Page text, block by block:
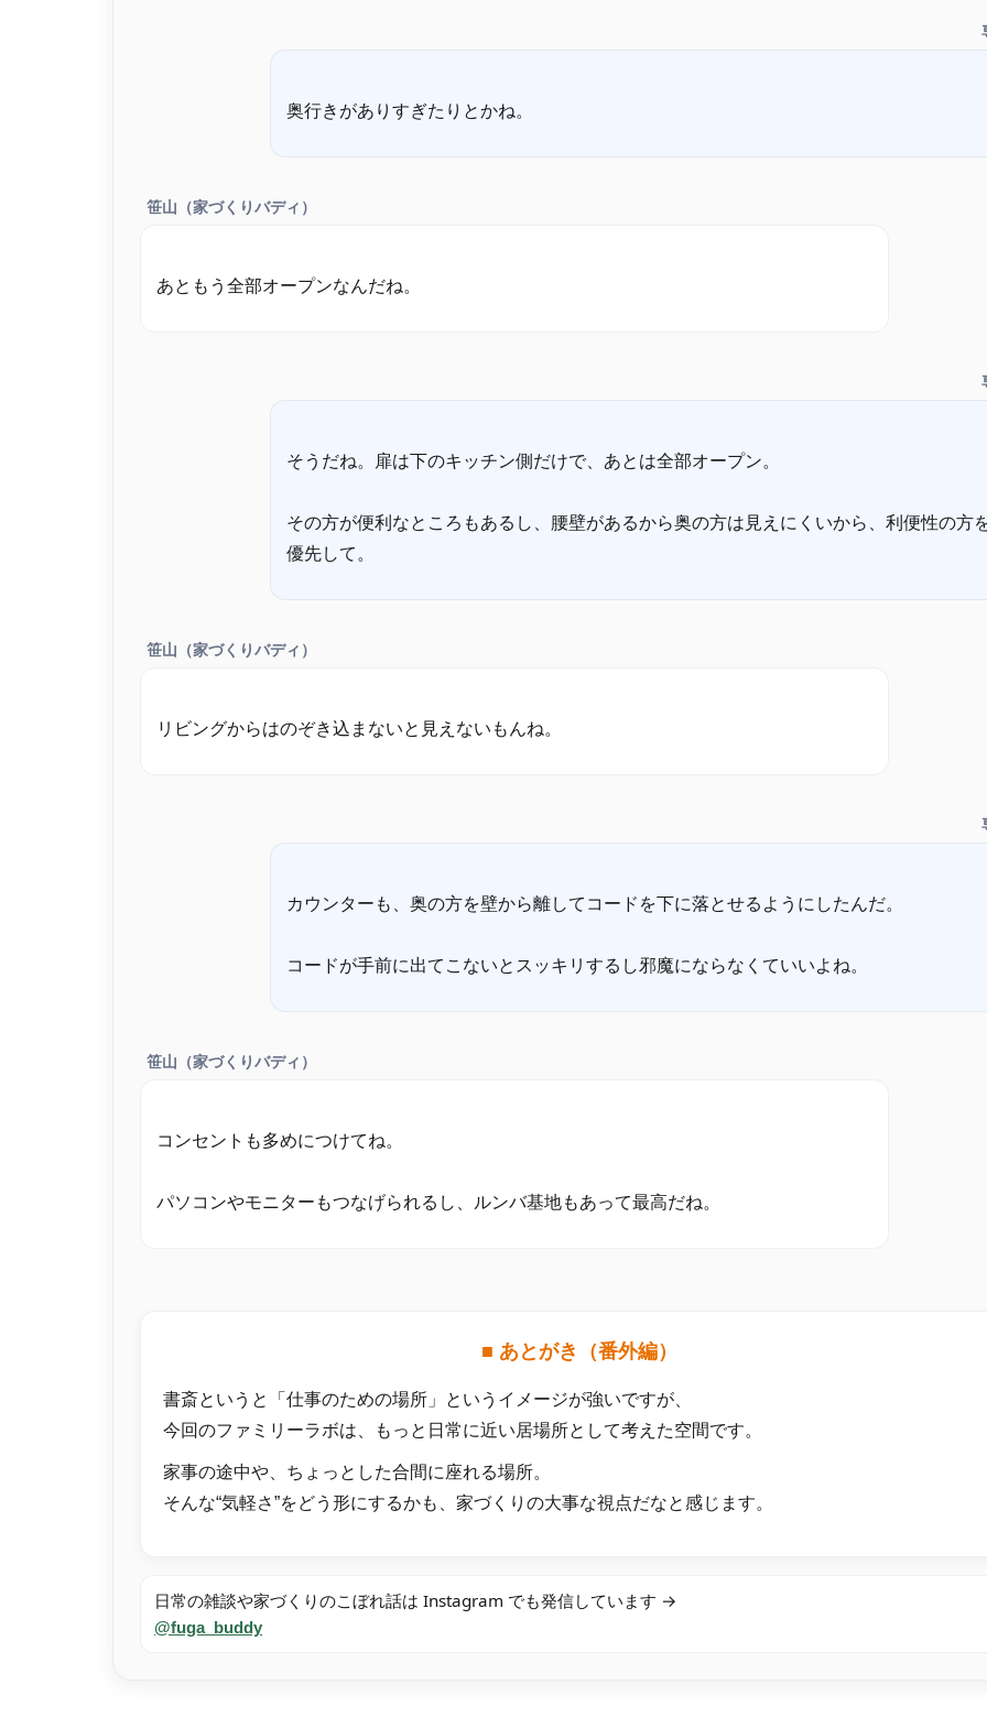
笹山（家づくりバディ）
そうだね。扉は下のキッチン側だけで、あとは全部オープン。
その方が便利なところもあるし、腰壁があるから奥の方は見えにくいから、利便性の方
笹山（家づくりバディ）
カウンターも、奥の方を壁から離してコードを下に落とせるようにしたんだ。
笹山（家づくりバディ）
コンセントも多めにつけてね。
■ あとがき（番外編）
書斎というと「仕事のための場所」というイメージが強いですが、
今回のファミリーラボは、もっと日常に近い居場所として考えた空間です。
家事の途中や、ちょっとした合間に座れる場所。
そんな“気軽さ”をどう形にするかも、家づくりの大事な視点だなと感じます。
日常の雑談や家づくりのこぼれ話は Instagram でも発信しています →
@fuga_buddy